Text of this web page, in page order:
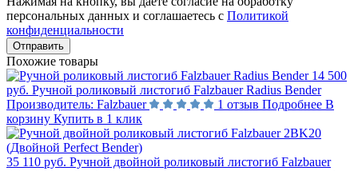
персональных данных и соглашаетесь с Политикой
конфиденциальности
Отправить
Похожие товары
14 500
руб. Ручной роликовый листогиб Falzbauer Radius Bender
Производитель: Falzbauer 1 отзыв Подробнее В
корзину Купить в 1 клик
35 110 руб. Ручной двойной роликовый листогиб Falzbauer